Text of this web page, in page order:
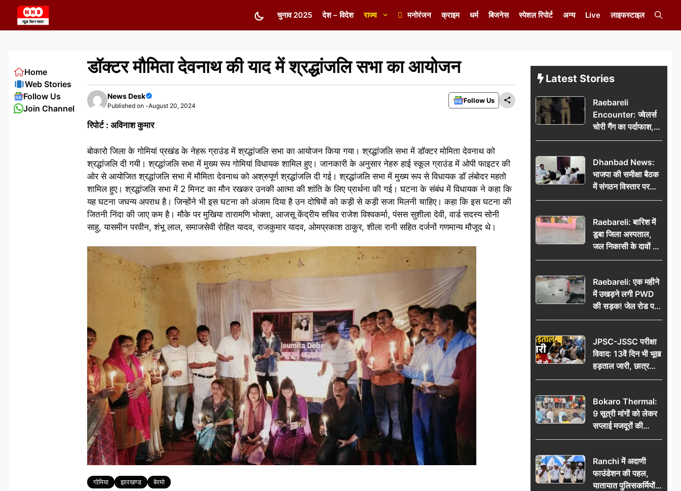
content
चुनाव 2025 देश – विदेश राज्य मनोरंजन क्राइम धर्म बिजनेस स्पेशल रिपोर्ट अन्य Live लाइफस्टाइल
डॉक्टर मौमिता देवनाथ की याद में श्रद्धांजलि सभा का आयोजन
News Desk
Published on -August 20, 2024
Follow Us
रिपोर्ट : अविनाश कुमार
बोकारो जिला के गोमियां प्रखंड के नेहरू ग्राउंड में श्रद्धांजलि सभा का आयोजन किया गया। श्रद्धांजलि सभा में डॉक्टर मोमिता देवनाथ को
श्रद्धांजलि दी गयी। श्रद्धांजलि सभा में मुख्य रूप गोमियां विधायक शामिल हुए। जानकारी के अनुसार नेहरु हाई स्कूल ग्राउंड में ओपी फाइटर की
ओर से आयोजित श्रद्धांजलि सभा में मौमिता देवनाथ को अश्रुपूर्ण श्रद्धांजलि दी गई। श्रद्धांजलि सभा में मुख्य रूप से विधायक डॉ लंबोदर महतो
शामिल हुए। श्रद्धांजलि सभा में 2 मिनट का मौन रखकर उनकी आत्मा की शांति के लिए प्रार्थना की गई। घटना के संबंध में विधायक ने कहा कि
यह घटना जघन्य अपराध है। जिन्होंने भी इस घटना को अंजाम दिया है उन दोषियों को कड़ी से कड़ी सजा मिलनी चाहिए। कहा कि इस घटना की
जितनी निंदा की जाए कम है। मौके पर मुखिया तारामणि भोक्ता, आजसू केंद्रीय सचिव राजेश विश्वकर्मा, पंसस सुशीला देवी, वार्ड सदस्य सोनी
साहु, यासमीन परवीन, शंभू लाल, समाजसेवी रोहित यादव, राजकुमार यादव, ओमप्रकाश ठाकुर, शीला रानी सहित दर्जनों गणमान्य मौजूद थे।
Tags
गोमिया झारखण्ड बेरमो
Home
Web Stories
Follow Us
Join Channel
Latest Stories
Raebareli
Encounter: ज्वेलर्स
चोरी गैंग का पर्दाफाश,
पुलिस मुठभेड़ में दो
किलो चांदी बरामद
Dhanbad News:
भाजपा की समीक्षा बैठक
में संगठन विस्तार पर
मंथन, बीडीओ से
जनसमस्याओं का विवरण
Raebareli: बारिश में
डूबा जिला अस्पताल,
जल निकासी के दावों की
खुली पोल
Raebareli: एक महीने
में उखड़ने लगी PWD
की सड़क! जेल रोड पर
गड्ढे ने खोली निर्माण
की उठी मांग
JPSC-JSSC परीक्षा
विवाद: 13वें दिन भी भूख
हड़ताल जारी, छात्र
बोले- जांच नहीं तो
Bokaro Thermal:
9 सूत्री मांगों को लेकर
सप्लाई मजदूरों की
हुंकार, 12 अगस्त के
Ranchi में अदाणी
फाउंडेशन की पहल,
यातायात पुलिसकर्मियों